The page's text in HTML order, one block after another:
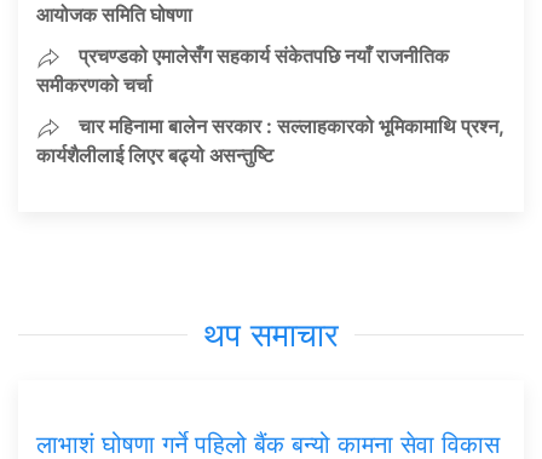
आयोजक समिति घोषणा
प्रचण्डको एमालेसँग सहकार्य संकेतपछि नयाँ राजनीतिक
समीकरणको चर्चा
चार महिनामा बालेन सरकार : सल्लाहकारको भूमिकामाथि प्रश्न,
कार्यशैलीलाई लिएर बढ्यो असन्तुष्टि
थप समाचार
लाभाशं घोषणा गर्ने पहिलो बैंक बन्यो कामना सेवा विकास